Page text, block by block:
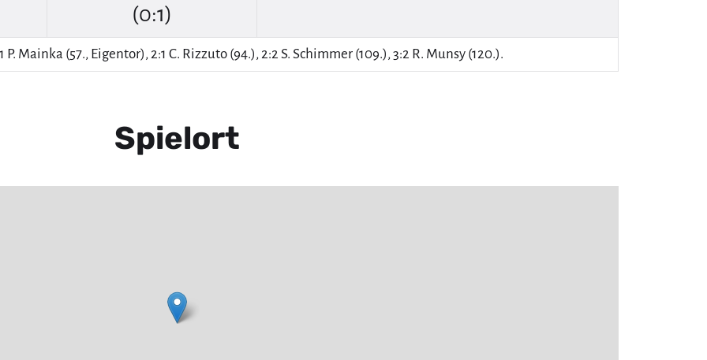
(0:1)
P. Mainka (57., Eigentor), 2:1 C. Rizzuto (94.), 2:2 S. Schimmer (109.), 3:2 R. Munsy (120.).
Spielort